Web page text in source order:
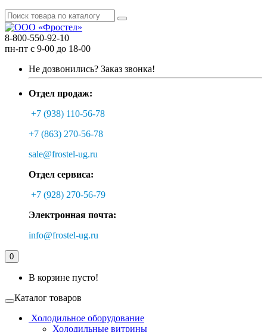
8-800-550-92-10
пн-пт с 9-00 до 18-00
Не дозвонились? Заказ звонка!
Отдел продаж:
+7 (938) 110-56-78
+7 (863) 270-56-78
sale@frostel-ug.ru
Отдел сервиса:
+7 (928) 270-56-79
Электронная почта:
info@frostel-ug.ru
0
В корзине пусто!
Каталог товаров
Холодильное оборудование
Холодильные витрины